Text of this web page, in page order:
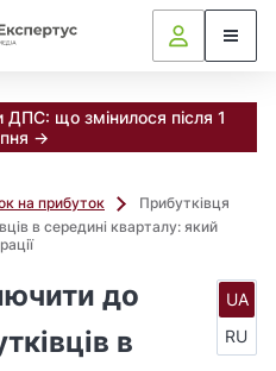
ДПС: що змінилося після 1
→
на прибуток
Прибутківця
в середині кварталу: який
до
в
UA
RU